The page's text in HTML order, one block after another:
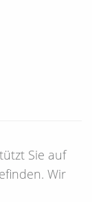
Sie auf
Wir